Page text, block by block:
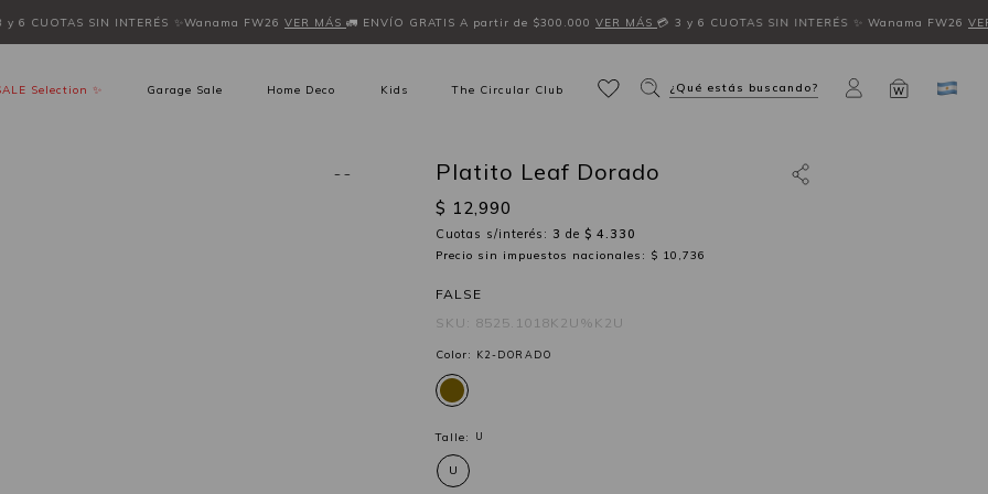
y 6 CUOTAS SIN INTERÉS ✨Wanama FW26 VER MÁS 🚛 ENVÍO GRATIS A partir de $300.000 VER MÁS 💳 3 y 6 CUOTAS SIN INTERÉS ✨ Wanama FW26
Selection ✨ Garage Sale Home Deco Kids The Circular Club ¿Qué estás buscando? W
Platito Leaf Dorado
$ 12,990
Cuotas s/interés: 3 de $ 4.330
Precio sin impuestos nacionales: $ 10,736
FALSE
SKU: 8525.1018K2U%K2U
Color: K2-DORADO
Talle: U
U